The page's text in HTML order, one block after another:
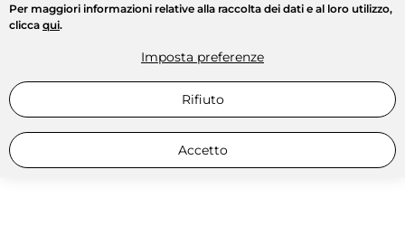
Per maggiori informazioni relative alla raccolta dei dati e al loro utilizzo,
clicca qui.
Imposta preferenze
Rifiuto
Accetto